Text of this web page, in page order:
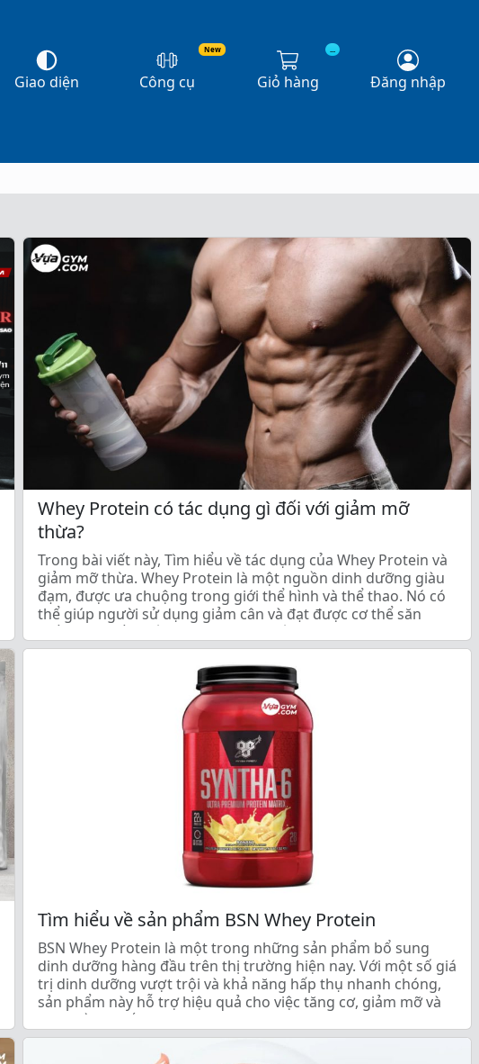
Giao diện
New
Công cụ
...
Giỏ hàng Đăng nhập
Whey Protein có tác dụng gì đối với giảm mỡ
thừa?
Trong bài viết này, Tìm hiểu về tác dụng của Whey Protein và
giảm mỡ thừa. Whey Protein là một nguồn dinh dưỡng giàu
đạm, được ưa chuộng trong giới thể hình và thể thao. Nó có
thể giúp người sử dụng giảm cân và đạt được cơ thể săn
chắc, đẹp mắt. Nếu bạn đang tìm kiếm […]
Tìm hiểu về sản phẩm BSN Whey Protein
BSN Whey Protein là một trong những sản phẩm bổ sung
dinh dưỡng hàng đầu trên thị trường hiện nay. Với một số giá
trị dinh dưỡng vượt trội và khả năng hấp thụ nhanh chóng,
sản phẩm này hỗ trợ hiệu quả cho việc tăng cơ, giảm mỡ và
phục hồi cơ bắp sau […]